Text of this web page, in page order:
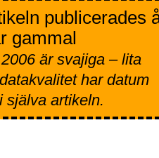
publicerades
gammal
är svajiga – lita
har datum
själva artikeln.